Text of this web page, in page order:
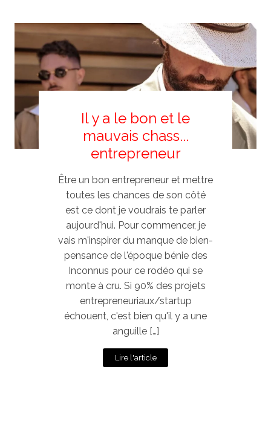
Il y a le bon et le
mauvais chass...
entrepreneur
Être un bon entrepreneur et mettre
toutes les chances de son côté
est ce dont je voudrais te parler
aujourd'hui. Pour commencer, je
vais m'inspirer du manque de bien-
pensance de l'époque bénie des
Inconnus pour ce rodéo qui se
monte à cru. Si 90% des projets
entrepreneuriaux/startup
échouent, c'est bien qu'il y a une
anguille […]
Lire l'article